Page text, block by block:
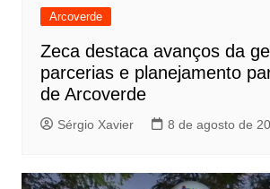
Arcoverde
Zeca destaca avanços da
parcerias e planejamento
de Arcoverde
Sérgio Xavier 8 de agosto de